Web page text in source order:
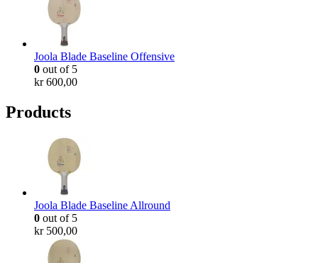
Joola Blade Baseline Offensive
0 out of 5
kr600,00
Products
Joola Blade Baseline Allround
0 out of 5
kr500,00